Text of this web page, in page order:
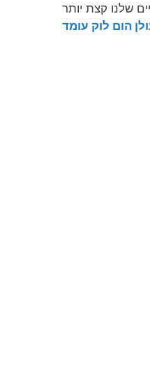
שלנו קצת יותר
הום לוק עומד